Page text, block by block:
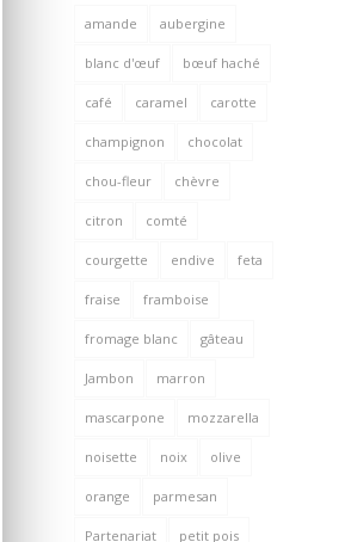
amande aubergine
blanc d'œuf bœuf haché
café caramel carotte
champignon chocolat
chou-fleur chèvre
citron comté
courgette endive feta
fraise framboise
fromage blanc gâteau
Jambon marron
mascarpone mozzarella
noisette noix olive
orange parmesan
Partenariat petit pois